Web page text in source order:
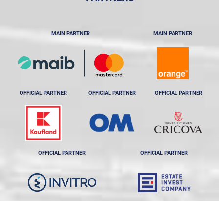
MAIN PARTNER MAIN PARTNER
OFFICIAL PARTNER OFFICIAL PARTNER OFFICIAL PARTNER
OFFICIAL PARTNER OFFICIAL PARTNER